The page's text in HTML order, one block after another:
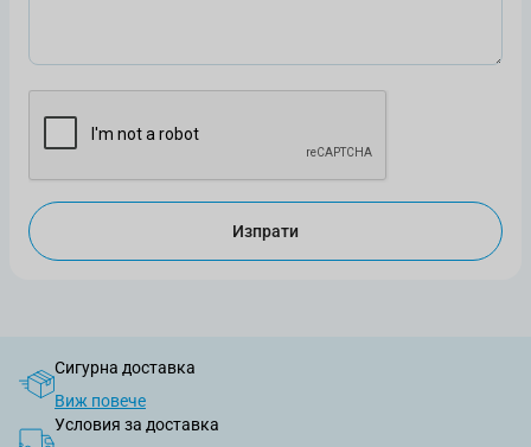
Изпрати
Сигурна доставка
Виж повече
Условия за доставка